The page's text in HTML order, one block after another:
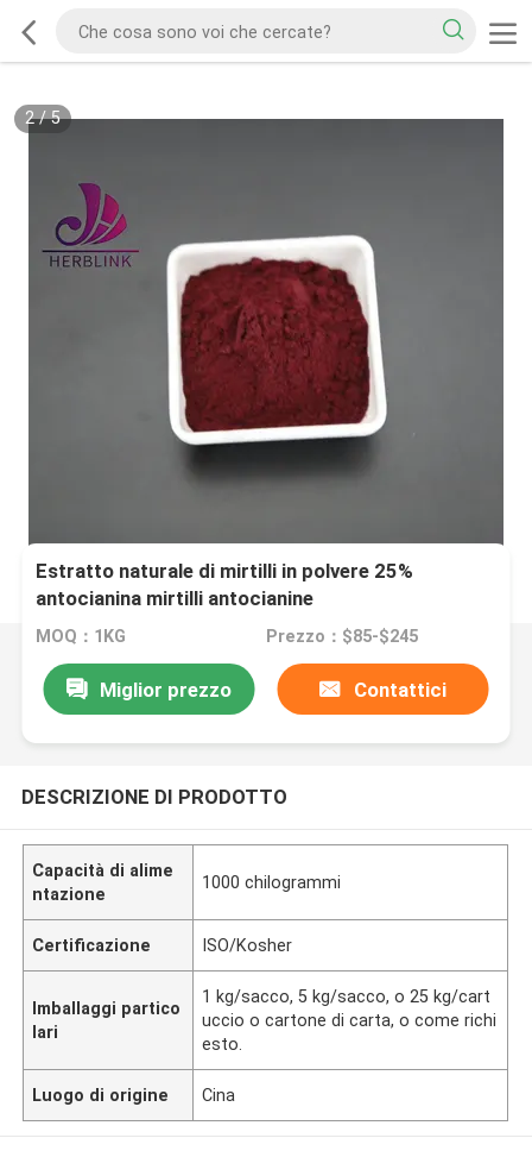
2/5
Estratto naturale di mirtilli in polvere 25%
antocianina mirtilli antocianine
MOQ：1KG Prezzo：$85-$245
Miglior prezzo Contattici
DESCRIZIONE DI PRODOTTO
Capacità di alime
ntazione
1000 chilogrammi
Certificazione ISO/Kosher
Imballaggi partico
lari
1 kg/sacco, 5 kg/sacco, o 25 kg/cart
uccio o cartone di carta, o come richi
esto.
Luogo di origine Cina